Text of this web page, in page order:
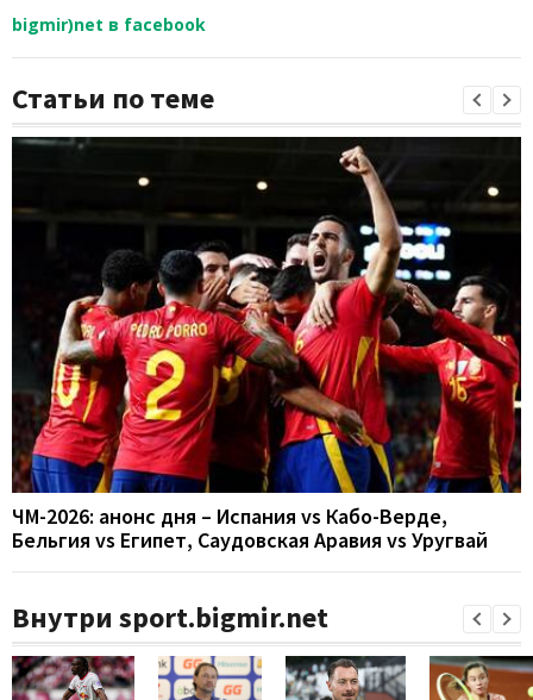
bigmir)net в facebook
Статьи по теме
ЧМ-2026: анонс дня – Испания vs Кабо-Верде,
Бельгия vs Египет, Саудовская Аравия vs Уругвай
Внутри sport.bigmir.net